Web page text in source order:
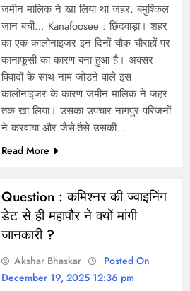
जमीन मालिक ने खा लिया था जहर, बमुश्किल
जान बची… Kanafoosee : छिंदवाड़ा। शहर
का एक कालोनाइजर इन दिनों चौक चौराहों पर
कानाफूसी का कारण बना हुआ है। अक्सर
विवादों के साथ नाम जोडऩे वाले इस
कालोनाइजर के कारण जमीन मालिक ने जहर
तक खा लिया। उसका उपचार नागपुर परिजनों
ने करवाया और जैसे-तैसे उसकी…
Read More
Question : कमिश्नर की ज्वाइनिंग
डेट से ही महापौर ने क्यों मांगी
जानकारी ?
Akshar Bhaskar
Posted On
December 19, 2025 12:36 pm